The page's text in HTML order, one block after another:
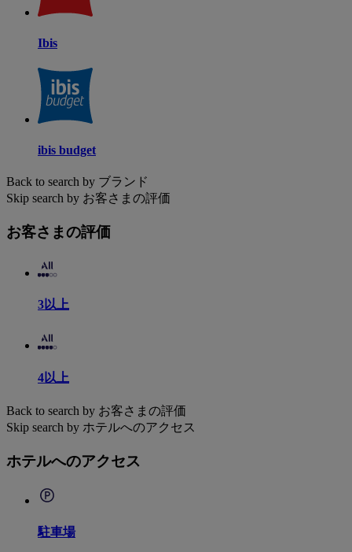
Ibis
ibis budget
Back to search by ブランド
Skip search by お客さまの評価
お客さまの評価
3以上
4以上
Back to search by お客さまの評価
Skip search by ホテルへのアクセス
ホテルへのアクセス
駐車場